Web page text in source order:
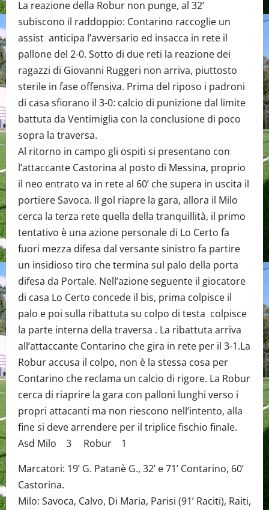
La reazione della Robur non punge, al 32’
subiscono il raddoppio: Contarino raccoglie un
assist anticipa l’avversario ed insacca in rete il
pallone del 2-0. Sotto di due reti la reazione dei
ragazzi di Giovanni Ruggeri non arriva, piuttosto
sterile in fase offensiva. Prima del riposo i padroni
di casa sfiorano il 3-0: calcio di punizione dal limite
battuta da Ventimiglia con la conclusione di poco
sopra la traversa.
Al ritorno in campo gli ospiti si presentano con
l’attaccante Castorina al posto di Messina, proprio
il neo entrato va in rete al 60’ che supera in uscita il
portiere Savoca. Il gol riapre la gara, allora il Milo
cerca la terza rete quella della tranquillità, il primo
tentativo è una azione personale di Lo Certo fa
fuori mezza difesa dal versante sinistro fa partire
un insidioso tiro che termina sul palo della porta
difesa da Portale. Nell’azione seguente il giocatore
di casa Lo Certo concede il bis, prima colpisce il
palo e poi sulla ribattuta su colpo di testa colpisce
la parte interna della traversa . La ribattuta arriva
all’attaccante Contarino che gira in rete per il 3-1.La
Robur accusa il colpo, non è la stessa cosa per
Contarino che reclama un calcio di rigore. La Robur
cerca di riaprire la gara con palloni lunghi verso i
propri attacanti ma non riescono nell’intento, alla
fine si deve arrendere per il triplice fischio finale.
Asd Milo 3 Robur 1
Marcatori: 19’ G. Patanè G., 32’ e 71’ Contarino, 60’
Castorina.
Milo: Savoca, Calvo, Di Maria, Parisi (91’ Raciti), Raiti,